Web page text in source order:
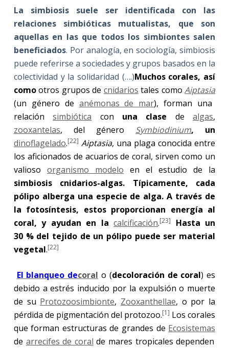
La simbiosis suele ser identificada con las
relaciones simbióticas mutualistas, que son
aquellas en las que todos los simbiontes salen
beneficiados. Por analogía, en sociología, simbiosis
puede referirse a sociedades y grupos basados en la
colectividad y la solidaridad (….)Muchos corales, así
comootros grupos de cnidarios tales comoAiptasia
(un género de anémonas de mar), forman una
relaciónsimbiótica con una clase dealgas,
zooxantelas, del género Symbiodinium, un
dinoflagelado.[22] Aiptasia, una plaga conocida entre
los aficionados de acuarios de coral, sirven como un
valioso organismo modelo en el estudio de la
simbiosis cnidarios-algas. Típicamente, cada
pólipo alberga una especie de alga. A través de
la fotosíntesis, estos proporcionan energía al
coral, y ayudan en la calcificación.[23]
Hasta un
30 % del tejido de un pólipo puede ser material
vegetal.[22]
El blanqueo decoral o (decoloración de coral) es
debido a estrés inducido por la expulsión o muerte
de su Protozoosimbionte, Zooxanthellae, o por la
pérdida de pigmentación del protozoo.[1] Los corales
que forman estructuras de grandes de Ecosistemas
de arrecifes de coral de mares tropicales dependen